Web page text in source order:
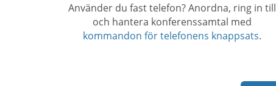
Använder du fast telefon? Anordna, ring in till
och hantera konferenssamtal med
kommandon för telefonens knappsats.